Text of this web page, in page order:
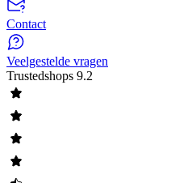
Contact
Veelgestelde vragen
Trustedshops 9.2